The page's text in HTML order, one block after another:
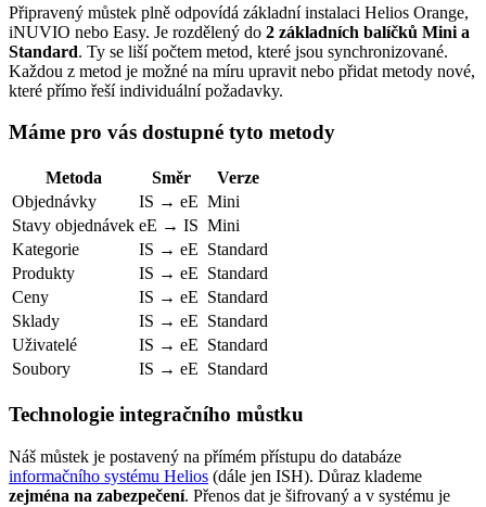
Připravený můstek plně odpovídá základní instalaci Helios Orange,
iNUVIO nebo Easy. Je rozdělený do 2 základních balíčků Mini a
Standard. Ty se liší počtem metod, které jsou synchronizované.
Každou z metod je možné na míru upravit nebo přidat metody nové,
které přímo řeší individuální požadavky.
Máme pro vás dostupné tyto metody
Metoda Směr
Verze
Objednávky
IS → eE Mini
Stavy objednávek eE → IS Mini
Kategorie
IS → eE Standard
Produkty
IS → eE Standard
Ceny
IS → eE Standard
Sklady
IS → eE Standard
Uživatelé
IS → eE Standard
Soubory
IS → eE Standard
Technologie integračního můstku
Náš můstek je postavený na přímém přístupu do databáze
informačního systému Helios (dále jen ISH). Důraz klademe
zejména na zabezpečení. Přenos dat je šifrovaný a v systému je